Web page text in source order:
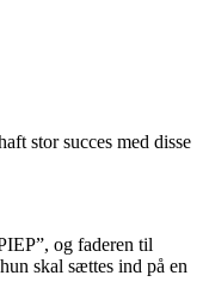
stor succes med disse
og faderen til
skal sættes ind på en